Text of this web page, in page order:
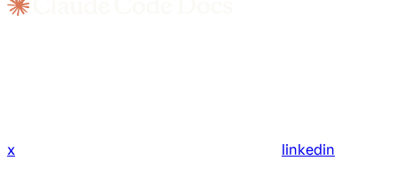
x linkedin